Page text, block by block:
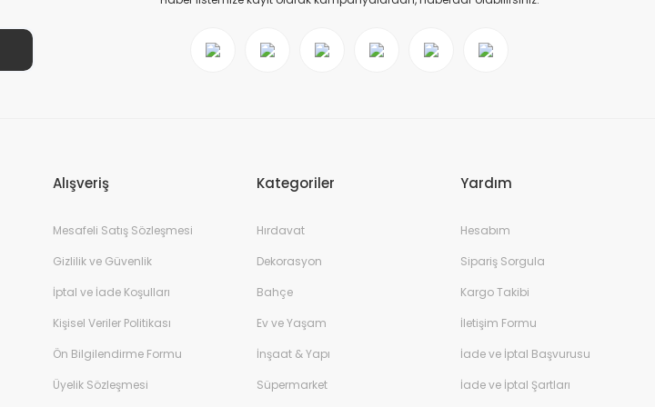
Alışveriş
Mesafeli Satış Sözleşmesi
Gizlilik ve Güvenlik
İptal ve İade Koşulları
Kişisel Veriler Politikası
Ön Bilgilendirme Formu
Üyelik Sözleşmesi
Kategoriler
Hırdavat
Dekorasyon
Bahçe
Ev ve Yaşam
İnşaat & Yapı
Süpermarket
Yardım
Hesabım
Sipariş Sorgula
Kargo Takibi
İletişim Formu
İade ve İptal Başvurusu
İade ve İptal Şartları